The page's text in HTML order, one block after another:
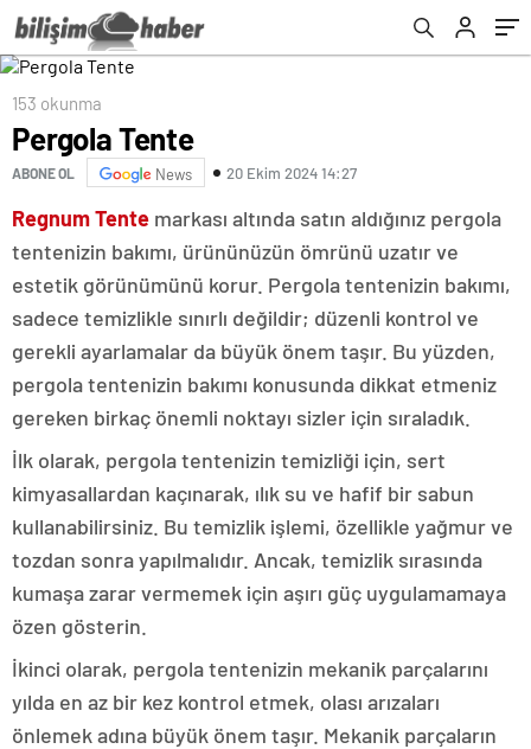
153 okunma
Pergola Tente
ABONE OL News 20 Ekim 2024 14:27
Regnum Tente markası altında satın aldığınız pergola
tentenizin bakımı, ürününüzün ömrünü uzatır ve
estetik görünümünü korur. Pergola tentenizin bakımı,
sadece temizlikle sınırlı değildir; düzenli kontrol ve
gerekli ayarlamalar da büyük önem taşır. Bu yüzden,
pergola tentenizin bakımı konusunda dikkat etmeniz
gereken birkaç önemli noktayı sizler için sıraladık.
İlk olarak, pergola tentenizin temizliği için, sert
kimyasallardan kaçınarak, ılık su ve hafif bir sabun
kullanabilirsiniz. Bu temizlik işlemi, özellikle yağmur ve
tozdan sonra yapılmalıdır. Ancak, temizlik sırasında
kumaşa zarar vermemek için aşırı güç uygulamamaya
özen gösterin.
İkinci olarak, pergola tentenizin mekanik parçalarını
yılda en az bir kez kontrol etmek, olası arızaları
önlemek adına büyük önem taşır. Mekanik parçaların